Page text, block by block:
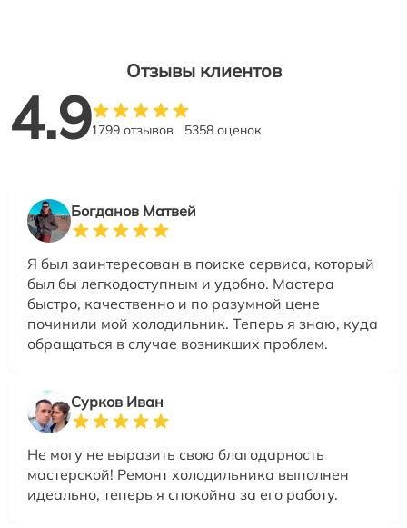
Отзывы клиентов
4.91799 отзывов 5358 оценок
Богданов Матвей
Я был заинтересован в поиске сервиса, который
был бы легкодоступным и удобно. Мастера
быстро, качественно и по разумной цене
починили мой холодильник. Теперь я знаю, куда
обращаться в случае возникших проблем.
Сурков Иван
Не могу не выразить свою благодарность
мастерской! Ремонт холодильника выполнен
идеально, теперь я спокойна за его работу.